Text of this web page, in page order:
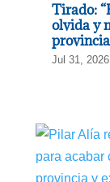
Tirado:
olvida y
provincia
Jul 31, 2026